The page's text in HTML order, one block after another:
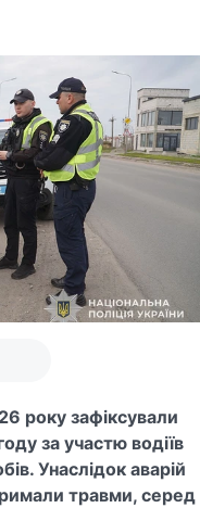
року зафіксували
за участю водіїв
Унаслідок аварій
травми, серед